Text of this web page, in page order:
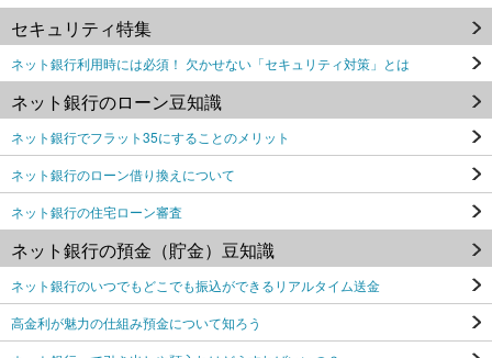
セキュリティ特集
ネット銀行利用時には必須！ 欠かせない「セキュリティ対策」とは
ネット銀行のローン豆知識
ネット銀行でフラット35にすることのメリット
ネット銀行のローン借り換えについて
ネット銀行の住宅ローン審査
ネット銀行の預金（貯金）豆知識
ネット銀行のいつでもどこでも振込ができるリアルタイム送金
高金利が魅力の仕組み預金について知ろう